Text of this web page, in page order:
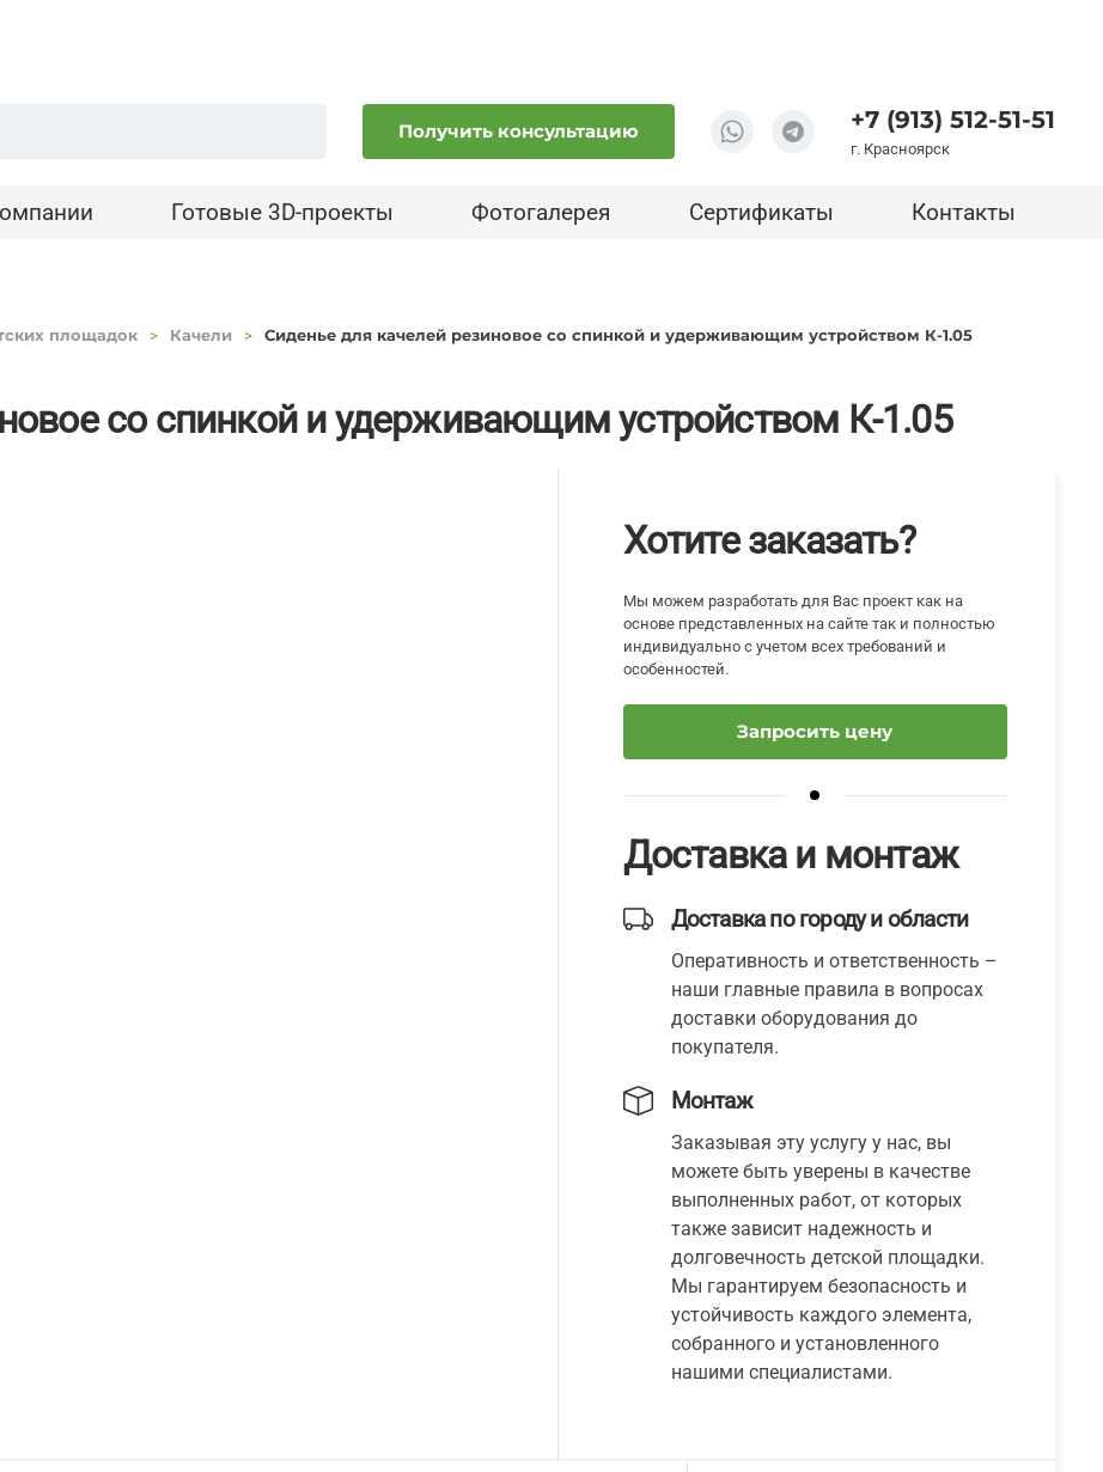
Получить консультацию +7 (913) 512-51-51
г. Красноярск
Готовые 3D-проекты Фотогалерея Сертификаты Контакты
площадок Качели Сиденье для качелей резиновое со спинкой и удерживающим устройством К-1.05
со спинкой и удерживающим устройством К-1.05
Хотите заказать?
Мы можем разработать для Вас проект как на
основе представленных на сайте так и полностью
индивидуально с учетом всех требований и
особенностей.
Запросить цену
Доставка и монтаж
Доставка по городу и области
Оперативность и ответственность –
наши главные правила в вопросах
доставки оборудования до
покупателя.
Монтаж
Заказывая эту услугу у нас, вы
можете быть уверены в качестве
выполненных работ, от которых
также зависит надежность и
долговечность детской площадки.
Мы гарантируем безопасность и
устойчивость каждого элемента,
собранного и установленного
нашими специалистами.